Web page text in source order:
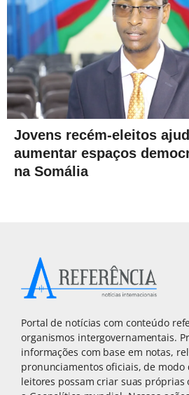
Jovens recém-eleitos
aumentar espaços
na Somália
Portal de notícias com conteúdo
organismos intergovernamentais.
informações com base em notas,
pronunciamentos oficiais, de modo
leitores possam criar suas próprias